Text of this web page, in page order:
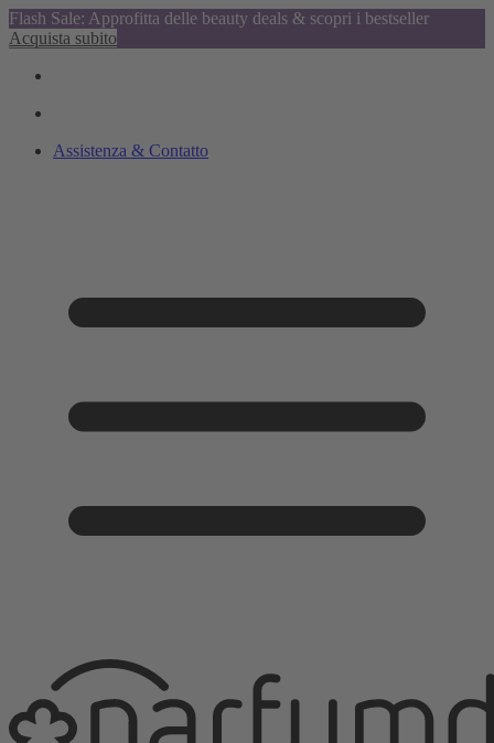
Flash Sale: Approfitta delle beauty deals & scopri i bestseller
Acquista subito
Assistenza & Contatto